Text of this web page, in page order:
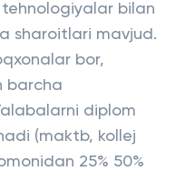
bilan
sharoitlari mavjud.
bor,
barcha
diplom
(maktb, kollej
25% 50%